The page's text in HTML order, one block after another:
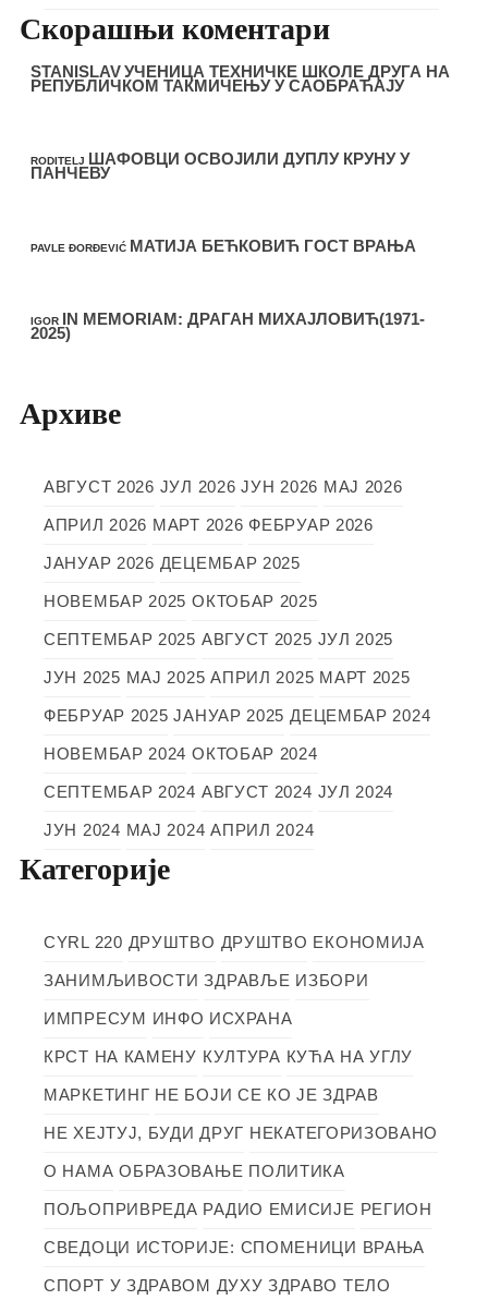
Скорашњи коментари
STANISLAVУЧЕНИЦА ТЕХНИЧКЕ ШКОЛЕ ДРУГА НА
РЕПУБЛИЧКОМ ТАКМИЧЕЊУ У САОБРАЋАЈУ
RODITELJ ШАФОВЦИ ОСВОЈИЛИ ДУПЛУ КРУНУ У
ПАНЧЕВУ
PAVLE ĐORĐEVIĆ МАТИЈА БЕЋКОВИЋ ГОСТ ВРАЊА
IGOR IN MEMORIAM: ДРАГАН МИХАЈЛОВИЋ(1971-
2025)
Архиве
АВГУСТ 2026 ЈУЛ 2026 ЈУН 2026 МАЈ 2026
АПРИЛ 2026 МАРТ 2026 ФЕБРУАР 2026
ЈАНУАР 2026 ДЕЦЕМБАР 2025
НОВЕМБАР 2025 ОКТОБАР 2025
СЕПТЕМБАР 2025 АВГУСТ 2025 ЈУЛ 2025
ЈУН 2025 МАЈ 2025 АПРИЛ 2025 МАРТ 2025
ФЕБРУАР 2025 ЈАНУАР 2025 ДЕЦЕМБАР 2024
НОВЕМБАР 2024 ОКТОБАР 2024
СЕПТЕМБАР 2024 АВГУСТ 2024 ЈУЛ 2024
ЈУН 2024 МАЈ 2024 АПРИЛ 2024
Категорије
CYRL 220 ДРУШТВО ДРУШТВО ЕКОНОМИЈА
ЗАНИМЉИВОСТИ ЗДРАВЉЕ ИЗБОРИ
ИМПРЕСУМ ИНФО ИСХРАНА
КРСТ НА КАМЕНУ КУЛТУРА КУЋА НА УГЛУ
МАРКЕТИНГ НЕ БОЈИ СЕ КО ЈЕ ЗДРАВ
НЕ ХЕЈТУЈ, БУДИ ДРУГ НЕКАТЕГОРИЗОВАНО
О НАМА ОБРАЗОВАЊЕ ПОЛИТИКА
ПОЉОПРИВРЕДА РАДИО ЕМИСИЈЕ РЕГИОН
СВЕДОЦИ ИСТОРИЈЕ: СПОМЕНИЦИ ВРАЊА
СПОРТ У ЗДРАВОМ ДУХУ ЗДРАВО ТЕЛО